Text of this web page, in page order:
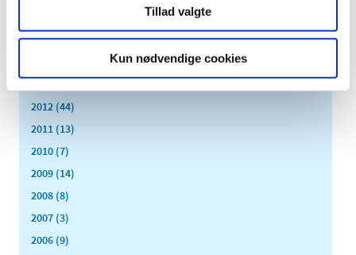
Tillad valgte
Kun nødvendige cookies
marts (10)
2012 (44)
2011 (13)
2010 (7)
2009 (14)
2008 (8)
2007 (3)
2006 (9)